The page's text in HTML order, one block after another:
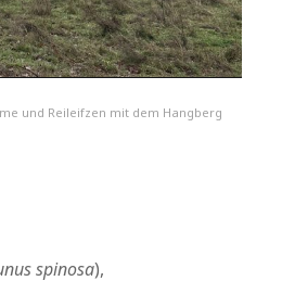
und Reileifzen mit dem Hangberg
spinosa),